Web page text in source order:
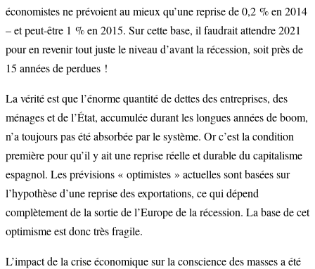
économistes ne prévoient au mieux qu’une reprise de 0,2 % en 2014
– et peut-être 1 % en 2015. Sur cette base, il faudrait attendre 2021
pour en revenir tout juste le niveau d’avant la récession, soit près de
15 années de perdues !
La vérité est que l’énorme quantité de dettes des entreprises, des
ménages et de l’État, accumulée durant les longues années de boom,
n’a toujours pas été absorbée par le système. Or c’est la condition
première pour qu’il y ait une reprise réelle et durable du capitalisme
espagnol. Les prévisions « optimistes » actuelles sont basées sur
l’hypothèse d’une reprise des exportations, ce qui dépend
complètement de la sortie de l’Europe de la récession. La base de cet
optimisme est donc très fragile.
L’impact de la crise économique sur la conscience des masses a été